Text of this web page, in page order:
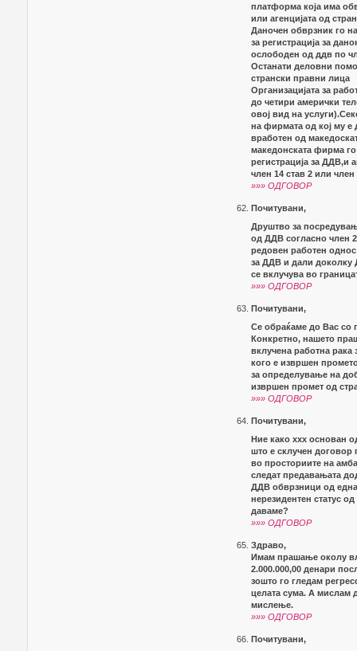
платформа која има
или агенцијата од
Даночен обврзник го
за регистрација за
ослободен од ддв по
Останати деловни
странски правни лица
Организацијата за
до четири амерички
овој вид на
на фирмата од кој му е
вработен од
македонската фирма
регистрација за ДДВ,и
член 14 став 2 или
»»» ОДГОВОР
Почитувани,
Друштво за
од ДДВ согласно член
редовен работен
за ДДВ и дали доколку
се вклучува во
»»» ОДГОВОР
Почитувани,
Се обраќаме до Вас со
Конкретно, нашето
вклучена работна
кого е извршен
за определување на
извршен промет од
»»» ОДГОВОР
Почитувани,
Ние како xxx основан
што е склучен договор
во просториите на
следат предавањата
ДДВ обврзници од една
нерезидентен статус
даваме?
»»» ОДГОВОР
Здраво,
Имам прашање околу
2.000.000,00 денари
зошто го гледам
целата сума. А мислам
мислење.
»»» ОДГОВОР
Почитувани,